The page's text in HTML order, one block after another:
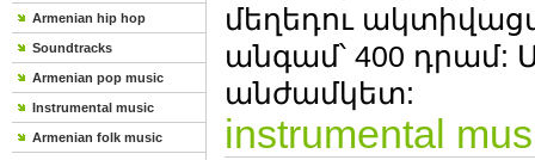
Armenian hip hop
Soundtracks
Armenian pop music
Instrumental music
Armenian folk music
մեղեդու
անգամ՝ 400 դրամ:
անժամկետ:
instrumental